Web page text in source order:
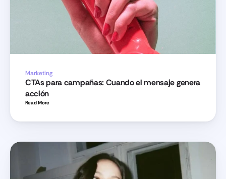
Marketing
CTAs para campañas: Cuando el mensaje genera
acción
Read More